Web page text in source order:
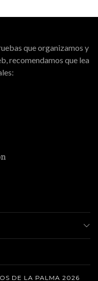
que organizamos y
recomendamos que lea
DE LA PALMA 2026